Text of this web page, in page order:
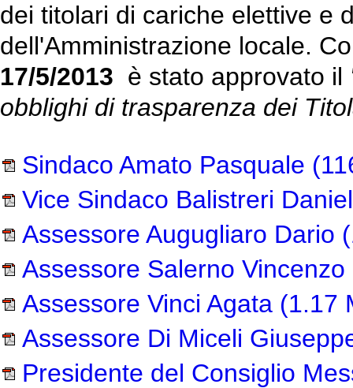
dei titolari di cariche elettive e
dell'Amministrazione locale.
17/5/2013 è stato approvato il
obblighi di trasparenza dei
Sindaco Amato Pasquale
Vice Sindaco Balistreri
Assessore Augugliaro Dario
Assessore Salerno Vincenzo
Assessore Vinci Agata (1.17
Assessore Di Miceli
Presidente del Consiglio